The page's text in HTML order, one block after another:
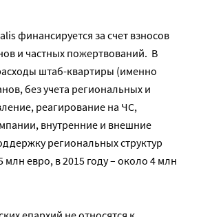
финансируется за счет взносов
и частных пожертвований. В
штаб-квартиры (именно
без учета региональных и
реагирование на ЧС,
внутренние и внешние
региональных структур
млн евро, в 2015 году – около 4 млн